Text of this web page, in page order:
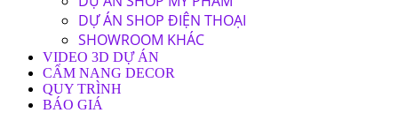
DỰ ÁN SHOP ĐIỆN THOẠI
SHOWROOM KHÁC
VIDEO 3D DỰ ÁN
CẨM NANG DECOR
QUY TRÌNH
BÁO GIÁ